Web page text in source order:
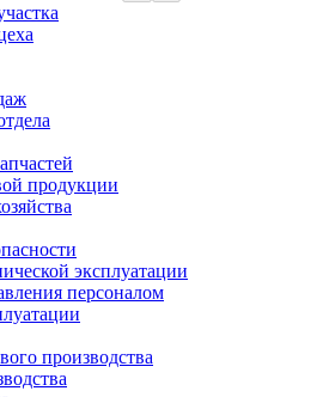
продукции
эксплуатации
персоналом
производства